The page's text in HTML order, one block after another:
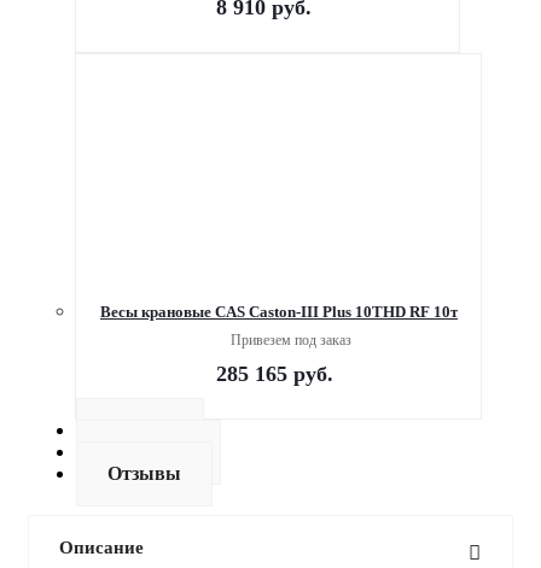
8 910 руб.
Весы крановые CAS Caston-III Plus 10THD RF 10т
Привезем под заказ
285 165 руб.
Отзывы
Описание